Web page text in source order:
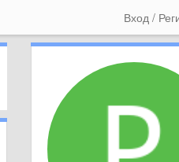
Вход /